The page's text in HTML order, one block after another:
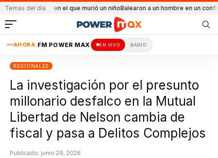
Temas del día
en el que murió un niñoBalearon a un hombre en un conflicto familiar
AHORA: FM POWER MAX EN VIVO RADIO
REGIONALES
La investigación por el presunto
millonario desfalco en la Mutual
Libertad de Nelson cambia de
fiscal y pasa a Delitos Complejos
Publicado: junio 29, 2026